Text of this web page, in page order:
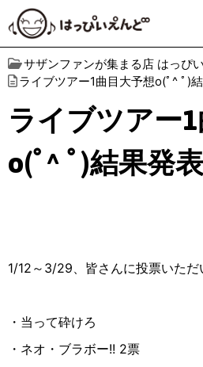
サザンファンが集まる店 はっぴ
ライブツアー1曲目大予想o(ﾟ^ ﾟ)結
ライブツアー
o(ﾟ^ ﾟ)結果発表
1/12～3/29、皆さんに投票いただ
・当って砕けろ
・ネオ・ブラボー!! 2票